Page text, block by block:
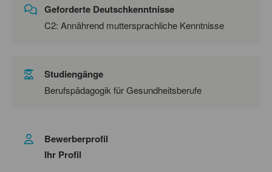
Geforderte Deutschkenntnisse
C2: Annährend muttersprachliche Kenntnisse
Studiengänge
Berufspädagogik für Gesundheitsberufe
Bewerberprofil
Ihr Profil